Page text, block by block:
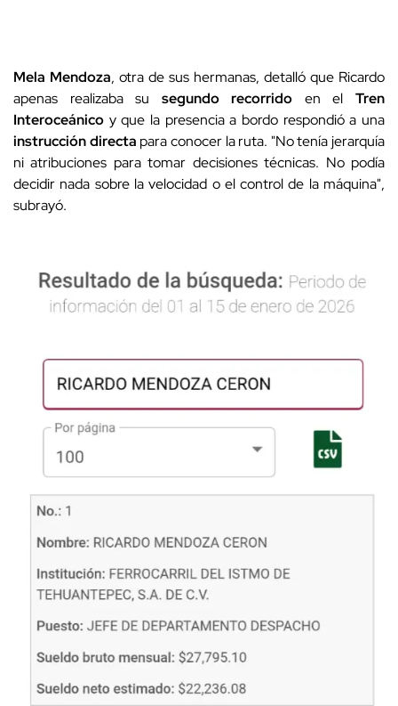
Mela Mendoza, otra de sus hermanas, detalló que Ricardo
apenas realizaba su segundo recorrido en elTren
Interoceánico y que la presencia a bordo respondió a una
instrucción directa para conocer la ruta. "No tenía jerarquía
ni atribuciones para tomar decisiones técnicas. No podía
decidir nada sobre la velocidad o el control de la máquina",
subrayó.